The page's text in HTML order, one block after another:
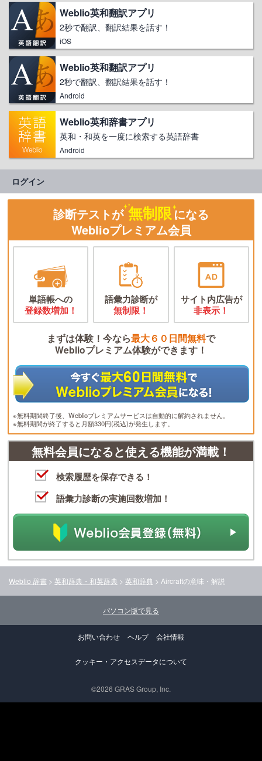
Weblio英和翻訳アプリ
2秒で翻訳、翻訳結果を話す！
iOS
Weblio英和翻訳アプリ
2秒で翻訳、翻訳結果を話す！
Android
Weblio英和辞書アプリ
英和・和英を一度に検索する英語辞書
Android
ログイン
診断テストが 無制限になる
Weblioプレミアム会員
単語帳への
登録数増加！
語彙力診断が
無制限！
サイト内広告が
非表示！
まずは体験！今なら最大６０日間無料で
Weblioプレミアム体験ができます！
※無料期間終了後、Weblioプレミアムサービスは自動的に解約されません。
※無料期間が終了すると月額330円(税込)が発生します。
無料会員になると使える機能が満載！
検索履歴を保存できる！
語彙力診断の実施回数増加！
Weblio 辞書 > 英和辞典・和英辞典 > 英和辞典 > Aircraftの意味・解説
パソコン版で見る
お問い合わせ ヘルプ 会社情報
クッキー・アクセスデータについて
©2026 GRAS Group, Inc.